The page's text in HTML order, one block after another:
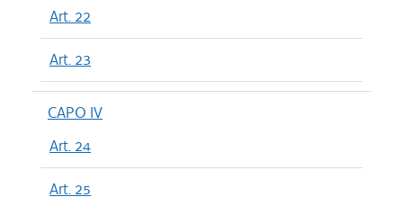
Art. 22
Art. 23
CAPO IV
Art. 24
Art. 25